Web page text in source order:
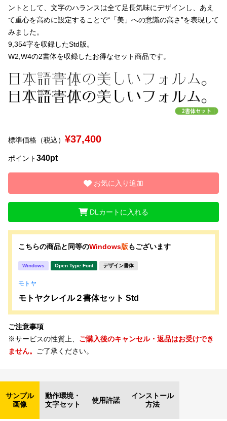
お気に入り
ご利用ガイド
お問い合わせ
江戸文字 デザイン毛筆
太さ・ウェイト
セット or 単体
〜
ントとして、文字のハランスは全て足長気味にデザインし、あえ
て重心を高めに設定することで“「美」への意識の高さ”を表現して
みました。
9,354字を収録したStd版。
W2,W4の2書体を収録したお得なセット商品です。
標準価格（税込） ¥37,400
ポイント340pt
お気に入り追加
DLカートに入れる
こちらの商品と同等のWindows版もございます
Windows Open Type Font デザイン書体
モトヤ
モトヤクレイル２書体セット Std
ご注意事項
※サービスの性質上、 ご購入後のキャンセル・返品はお受けでき
ません。 ご了承ください。
サンプル
画像
動作環境・
文字セット
使用許諾
インストール
方法